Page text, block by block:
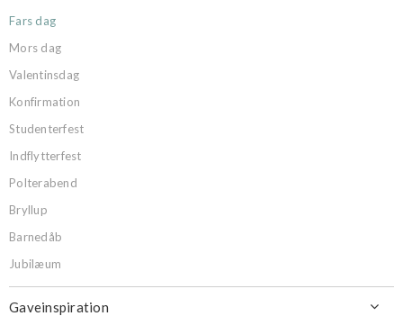
Fars dag
Mors dag
Valentinsdag
Konfirmation
Studenterfest
Indflytterfest
Polterabend
Bryllup
Barnedåb
Jubilæum
Gaveinspiration 